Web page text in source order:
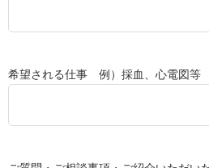
希望される仕事 例）採血、心電図等